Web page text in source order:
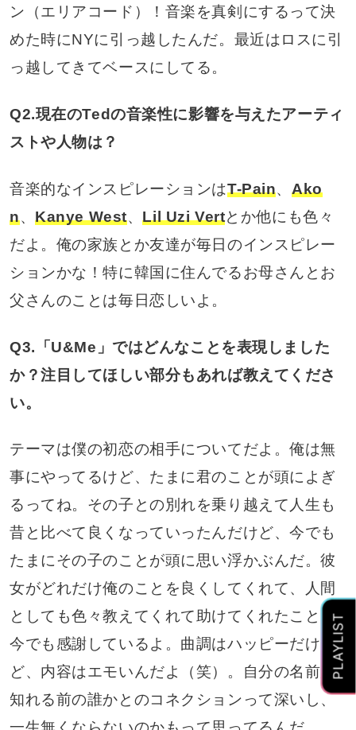
ン（エリアコード）！音楽を真剣にするって決
めた時にNYに引っ越したんだ。最近はロスに引
っ越してきてベースにしてる。
Q2.現在のTedの音楽性に影響を与えたアーティ
ストや人物は？
音楽的なインスピレーションはT-Pain、 Ako
n、Kanye West、Lil Uzi Vertとか他にも色々
だよ。俺の家族とか友達が毎日のインスピレー
ションかな！特に韓国に住んでるお母さんとお
父さんのことは毎日恋しいよ。
Q3.「U&Me」ではどんなことを表現しました
か？注目してほしい部分もあれば教えてくださ
い。
テーマは僕の初恋の相手についてだよ。俺は無
事にやってるけど、たまに君のことが頭によぎ
るってね。その子との別れを乗り越えて人生も
昔と比べて良くなっていったんだけど、今でも
たまにその子のことが頭に思い浮かぶんだ。彼
女がどれだけ俺のことを良くしてくれて、人間
としても色々教えてくれて助けてくれたことに
今でも感謝しているよ。曲調はハッピーだけ
ど、内容はエモいんだよ（笑）。自分の名前が
知れる前の誰かとのコネクションって深いし、
PLAYLIST